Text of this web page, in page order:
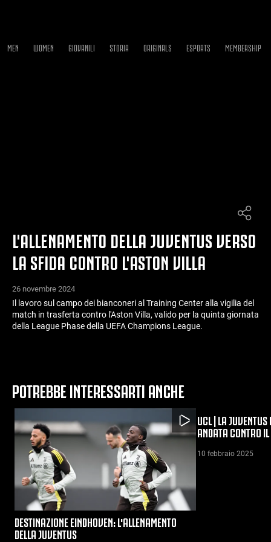
MEN WOMEN GIOVANILI STORIA ORIGINALS ESPORTS MEMBERSHIP
L'ALLENAMENTO DELLA JUVENTUS VERSO
LA SFIDA CONTRO L'ASTON VILLA
26 novembre 2024
Il lavoro sul campo dei bianconeri al Training Center alla vigilia del
match in trasferta contro l'Aston Villa, valido per la quinta giornata
della League Phase della UEFA Champions League.
POTREBBE INTERESSARTI ANCHE
DESTINAZIONE EINDHOVEN: L'ALLENAMENTO
DELLA JUVENTUS
UCL | LA
ANDATA CONTRO
10 febbraio 2025